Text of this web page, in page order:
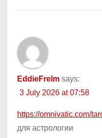
EddieFrelm says:
3 July 2026 at 07:58
https://omnivatic.com/
для астрологии